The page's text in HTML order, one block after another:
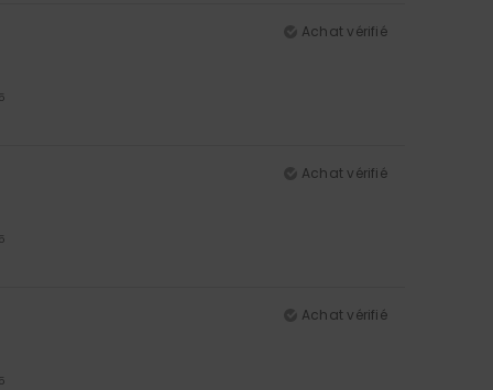
Achat vérifié
Achat vérifié
Achat vérifié